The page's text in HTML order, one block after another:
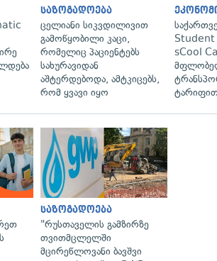
საზოგადოება
ცელიანი სიკვდილივით
გამოწყობილი კაცი,
რომელიც პაციენტებს
სახურავიდან
აშტერდებოდა, ამტკიცებს,
რომ ყვავი იყო
Student
sCool
საზოგადოება
"რუსთაველის გამზირზე
თვითმცლელში
მცირეწლოვანი ბავშვი